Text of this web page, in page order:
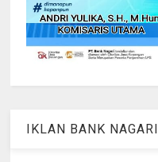
IKLAN BANK NAGARI